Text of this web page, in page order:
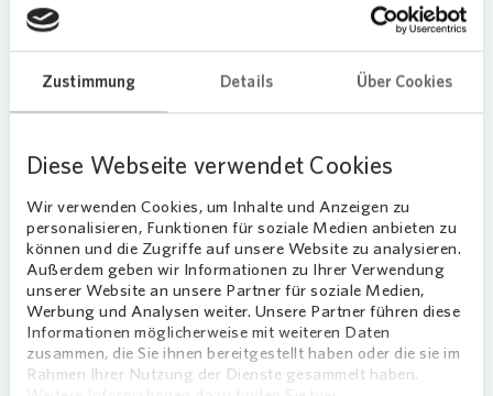
Zustimmung Details Über Cookies
Diese Webseite verwendet Cookies
Wir verwenden Cookies, um Inhalte und Anzeigen zu
personalisieren, Funktionen für soziale Medien anbieten zu
können und die Zugriffe auf unsere Website zu analysieren.
Außerdem geben wir Informationen zu Ihrer Verwendung
unserer Website an unsere Partner für soziale Medien,
Werbung und Analysen weiter. Unsere Partner führen diese
Informationen möglicherweise mit weiteren Daten
zusammen, die Sie ihnen bereitgestellt haben oder die sie im
Rahmen Ihrer Nutzung der Dienste gesammelt haben.
Vonovia ersteigert zwei Werke
Bürgermeisterin Emine Demirbüken-Wegner zum
Vonoviabeteiligte sich daran: Sandra Holborn,
Regionalbereichsleiterin, und Frank Kretschmer,
Regionalleiter, ersteigerten zwei Kunstwerke. Mit
den Geboten unterstütztVonoviadie Mosaik-
Werkstätten und Sam’s Helping Hands e. V.
„Die Kunstauktion hat auf sehr berührende Weise
gezeigt, wie viel Kraft in Begegnung, Kreativität